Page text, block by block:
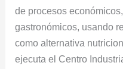
de procesos
gastronómicos, usando
como alternativa
ejecuta el Centro